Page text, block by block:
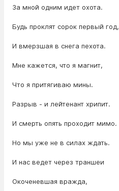
За мной одним идет охота.
Будь проклят сорок первый год,
И вмерзшая в снега пехота.
Мне кажется, что я магнит,
Что я притягиваю мины.
Разрыв - и лейтенант хрипит.
И смерть опять проходит мимо.
Но мы уже не в силах ждать.
И нас ведет через траншеи
Окоченевшая вражда,